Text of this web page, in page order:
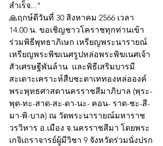
สำเร็จ..."
🙏ฤกษ์ดีวันที่ 30 สิงหาคม 2566 เวลา
14.00 น. ขอเชิญชาวโคราชทุกท่านเข้า
ร่วมพิธีพุทธาภิเษก เหรียญพระนารายณ์
เหรียญพระพิฆเนศรูปหล่อพระพิฆเนศเจ้า
สัวเศรษฐีพันล้าน  และพิธีเสริมบารมี
สะเดาะเคราะห์สืบชะตาเททองหล่อองค์
พระพุทธศาสดานครราชสีมาภิบาล (พฺระ-
พุด-ทะ-สาด-สะ-ดา-นะ- คอน- ราด-ชะ-สี-
มา-พิ-บาล) ณ วัดพระนารายณ์มหาราช
วรวิหาร อ.เมือง จ.นครราชสีมา โดยพระ
เกจิเถราจารย์ผู้มีวิชา 9 จังหวัดร่วมนั่งปรก